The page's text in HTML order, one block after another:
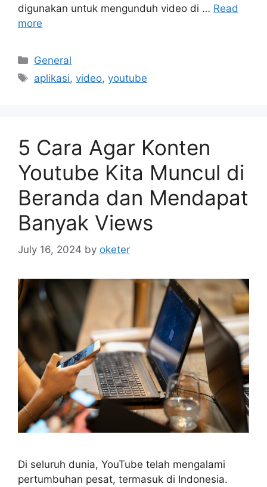
digunakan untuk mengunduh video di … Read
more
Categories
General
Tags
aplikasi,video,youtube
5 Cara Agar Konten
Youtube Kita Muncul di
Beranda dan Mendapat
Banyak Views
July 16, 2024 by oketer
Di seluruh dunia, YouTube telah mengalami
pertumbuhan pesat, termasuk di Indonesia.